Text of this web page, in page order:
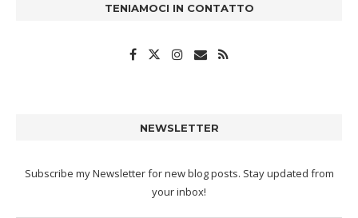
TENIAMOCI IN CONTATTO
NEWSLETTER
Subscribe my Newsletter for new blog posts. Stay updated from
your inbox!